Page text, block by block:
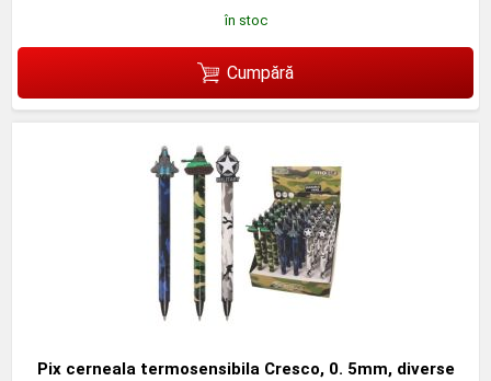
în stoc
Cumpără
Pix cerneala termosensibila Cresco, 0. 5mm, diverse